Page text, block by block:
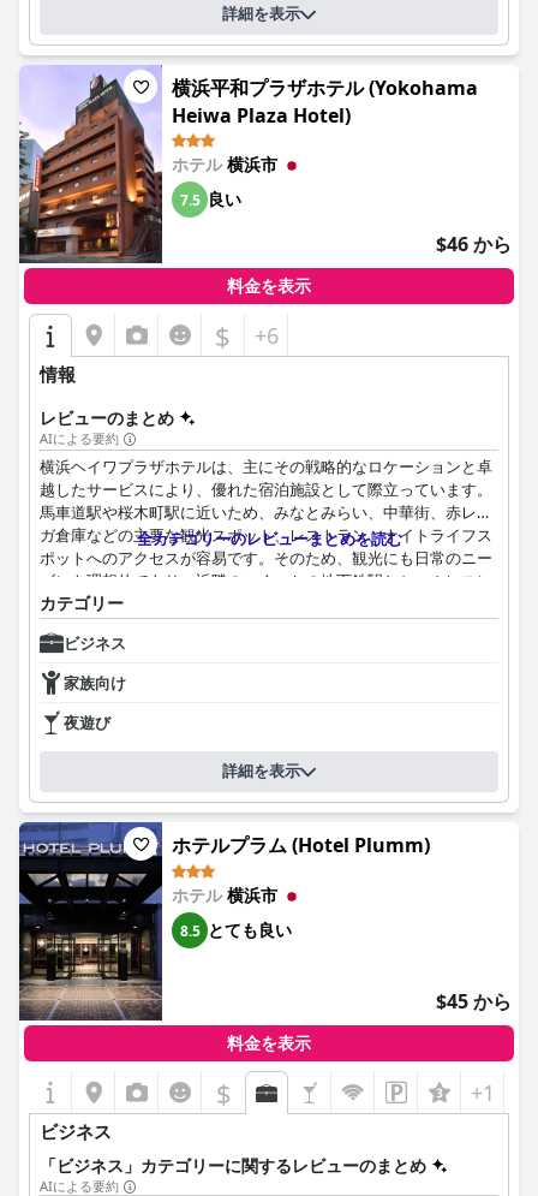
詳細を表示
横浜平和プラザホテル (Yokohama
Heiwa Plaza Hotel)
ホテル横浜市
7.5 良い
$46 から
料金を表示
$ +6
情報
レビューのまとめ
AIによる要約
横浜ヘイワプラザホテルは、主にその戦略的なロケーションと卓
越したサービスにより、優れた宿泊施設として際立っています。
馬車道駅や桜木町駅に近いため、みなとみらい、中華街、赤レン
ガ倉庫などの主要な観光スポット、レストラン、ナイトライフス
ポットへのアクセスが容易です。そのため、観光にも日常のニー
ズにも理想的であり、近隣のいくつかの地下鉄駅とシームレスに
接続されています。
宿泊客は、朝食会場の質と清潔さ、そして自家製豆腐、ベーコ
ン、クロワッサンなど、提供される美味しい料理を高く評価して
おり、賞賛に値する朝食体験を楽しんでいます。朝食の選択肢が
限られており、やや高価であると感じる宿泊客もいますが、フレ
ンドリーで対応の良いスタッフが全体的な食事体験を向上させて
ホテルの部屋は、日本の基準では比較的コンパクトであるにもか
かわらず、その清潔さと快適さで一貫して賞賛されています。ス
ペースは大人数のグループや荷物が多い人には狭いかもしれませ
んが、部屋は静かでリラックスできる環境を提供しています。部
屋の構成やサイズに関する懸念事項は、親切なスタッフによって
迅速に対応され、快適な滞在を保証します。
清潔さは注目すべきハイライトであり、宿泊客はホテル全体の行
き届いた施設と高い衛生基準を高く評価しています。バスルーム
のわずかな臭いやファンの騒音などの小さな問題も指摘されてい
ますが、これらは徹底した清掃体制と、丁寧で対応の良いスタッ
フの注意力によって打ち消されています。
横浜ヘイワプラザホテルのスタッフは、その卓越した親しみやす
さとサポートで頻繁に称賛されています。彼らの礼儀正しさ、明
るい態度、詳細な情報は、ゲスト体験に大きく貢献し、訪問者に
歓迎され、安全だと感じさせます。
全カテゴリーのレビューまとめを読む
カテゴリー
ビジネス
家族向け
夜遊び
詳細を表示
ホテルプラム (Hotel Plumm)
ホテル横浜市
8.5 とても良い
$45 から
料金を表示
$ +1
ビジネス
「ビジネス」カテゴリーに関するレビューのまとめ
AIによる要約